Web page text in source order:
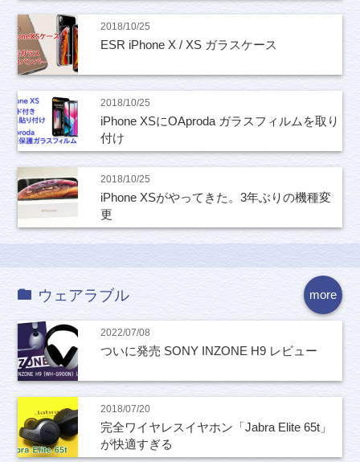
2018/10/25
ESR iPhone X / XS ガラスケース
2018/10/25
iPhone XSにOAproda ガラスフィルムを取り
付け
2018/10/25
iPhone XSがやってきた。3年ぶりの機種変
更
more
ウェアラブル
2022/07/08
ついに発売 SONY INZONE H9 レビュー
2018/07/20
完全ワイヤレスイヤホン「Jabra Elite 65t」
が快適すぎる